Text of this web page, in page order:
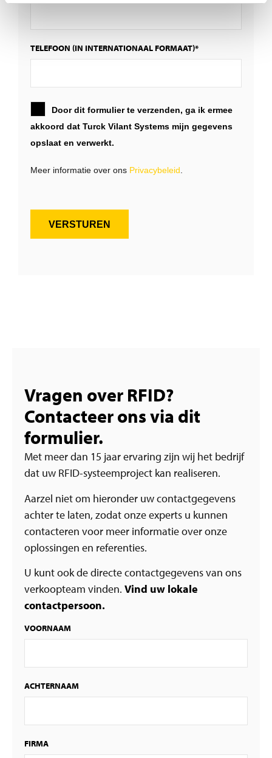
TELEFOON (IN INTERNATIONAAL FORMAAT)*
Door dit formulier te verzenden, ga ik ermee
akkoord dat Turck Vilant Systems mijn gegevens
opslaat en verwerkt.
Meer informatie over ons Privacybeleid
VERSTUREN
Vragen over RFID?
Contacteer ons via dit
formulier.
Met meer dan 15 jaar ervaring zijn wij het bedrijf
dat uw RFID-systeemproject kan realiseren.
Aarzel niet om hieronder uw contactgegevens
achter te laten, zodat onze experts u kunnen
contacteren voor meer informatie over onze
oplossingen en referenties.
U kunt ook de directe contactgegevens van ons
verkoopteam vinden. Vind uw lokale
contactpersoon.
VOORNAAM
ACHTERNAAM
FIRMA